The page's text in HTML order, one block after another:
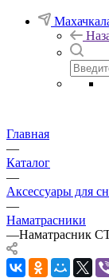
Главная
—
Каталог
—
Аксессуары для
—
Наматрасники
—Наматрасник